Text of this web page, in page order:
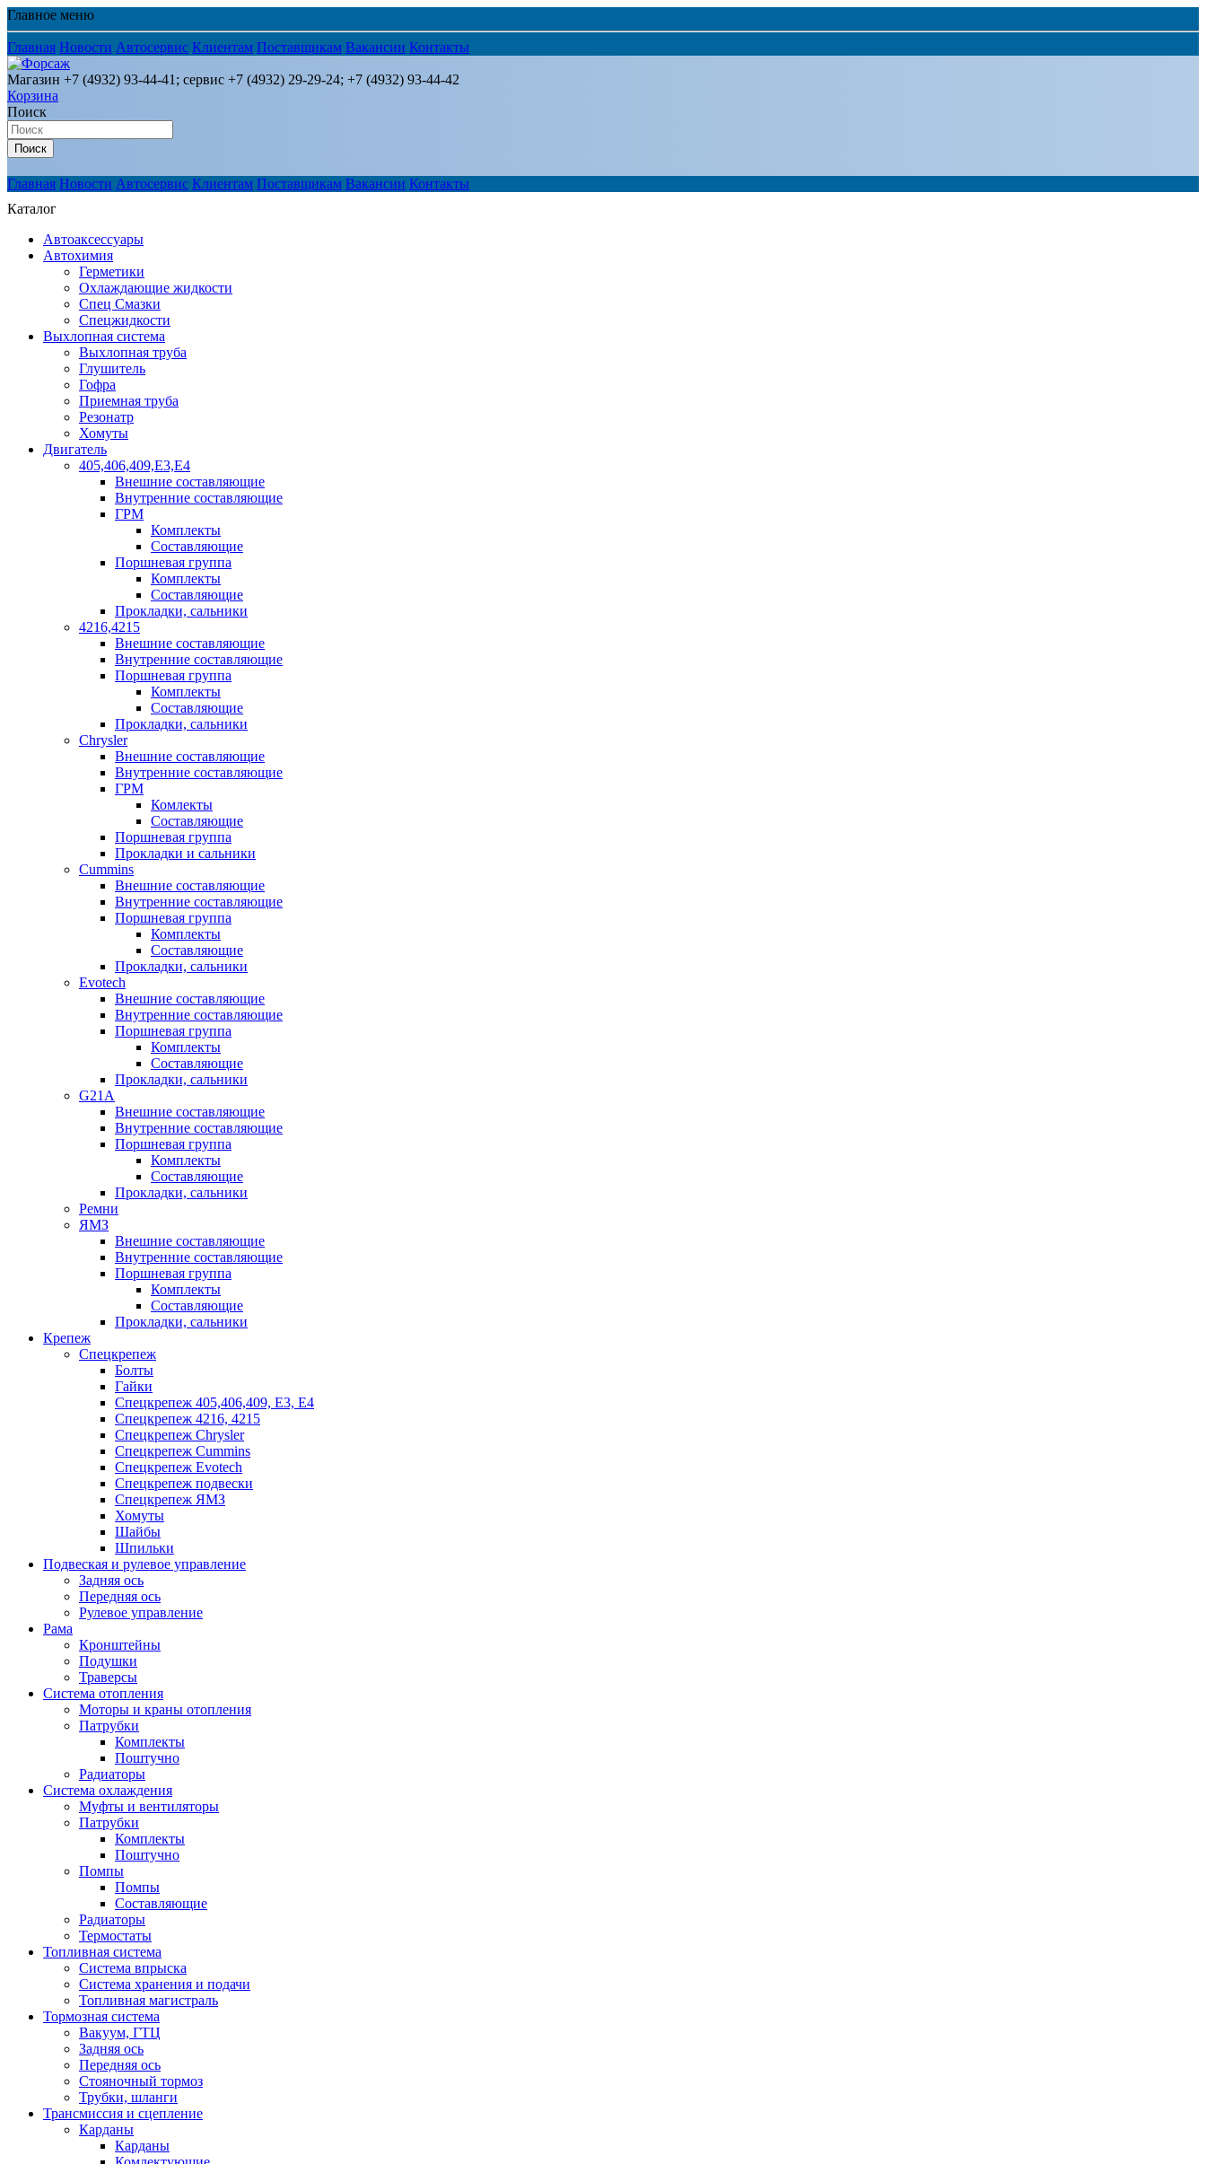
Главное меню
Главная Новости Автосервис Клиентам Поставщикам Вакансии Контакты
Магазин +7 (4932) 93-44-41; сервис +7 (4932) 29-29-24; +7 (4932) 93-44-42
Корзина
Поиск
Поиск
Главная Новости Автосервис Клиентам Поставщикам Вакансии Контакты
Каталог
Автоаксессуары
Автохимия
Герметики
Охлаждающие жидкости
Спец Смазки
Спецжидкости
Выхлопная система
Выхлопная труба
Глушитель
Гофра
Приемная труба
Резонатр
Хомуты
Двигатель
405,406,409,Е3,Е4
Внешние составляющие
Внутренние составляющие
ГРМ
Комплекты
Составляющие
Поршневая группа
Комплекты
Составляющие
Прокладки, сальники
4216,4215
Внешние составляющие
Внутренние составляющие
Поршневая группа
Комплекты
Составляющие
Прокладки, сальники
Chrysler
Внешние составляющие
Внутренние составляющие
ГРМ
Комлекты
Составляющие
Поршневая группа
Прокладки и сальники
Cummins
Внешние составляющие
Внутренние составляющие
Поршневая группа
Комплекты
Составляющие
Прокладки, сальники
Evotech
Внешние составляющие
Внутренние составляющие
Поршневая группа
Комплекты
Составляющие
Прокладки, сальники
G21A
Внешние составляющие
Внутренние составляющие
Поршневая группа
Комплекты
Составляющие
Прокладки, сальники
Ремни
ЯМЗ
Внешние составляющие
Внутренние составляющие
Поршневая группа
Комплекты
Составляющие
Прокладки, сальники
Крепеж
Спецкрепеж
Болты
Гайки
Спецкрепеж 405,406,409, Е3, Е4
Спецкрепеж 4216, 4215
Спецкрепеж Chrysler
Спецкрепеж Cummins
Спецкрепеж Evotech
Спецкрепеж подвески
Спецкрепеж ЯМЗ
Хомуты
Шайбы
Шпильки
Подвеская и рулевое управление
Задняя ось
Передняя ось
Рулевое управление
Рама
Кронштейны
Подушки
Траверсы
Система отопления
Моторы и краны отопления
Патрубки
Комплекты
Поштучно
Радиаторы
Система охлаждения
Муфты и вентиляторы
Патрубки
Комплекты
Поштучно
Помпы
Помпы
Составляющие
Радиаторы
Термостаты
Топливная система
Система впрыска
Система хранения и подачи
Топливная магистраль
Тормозная система
Вакуум, ГТЦ
Задняя ось
Передняя ось
Стояночный тормоз
Трубки, шланги
Трансмиссия и сцепление
Карданы
Карданы